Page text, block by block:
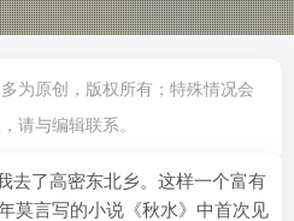
为原创，版权所有；特殊情况会
请与编辑联系。
去了高密东北乡。这样一个富有
莫言写的小说《秋水》中首次见